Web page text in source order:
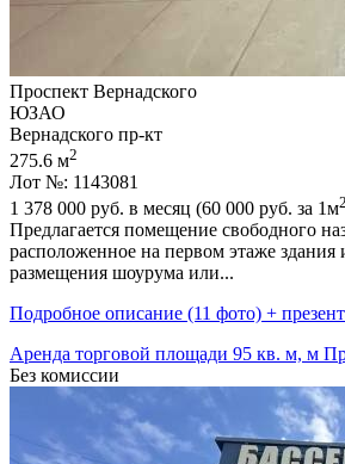
Проспект Вернадского
ЮЗАО
Вернадского пр-кт
275.6 м2
Лот №: 1143081
1 378 000 руб. в месяц (60 000 руб. за 1м2
Предлагается помещение свободного
расположенное на первом этаже здания
размещения шоурума или...
Подробное описание (11 фото) +
Аренда торговой площади 95 кв. м, м
Без комиссии